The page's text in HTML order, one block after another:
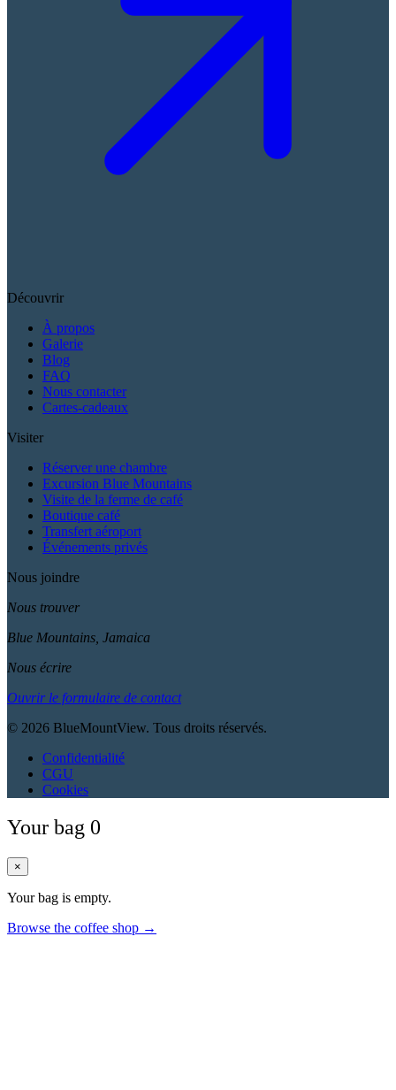
Découvrir
À propos
Galerie
Blog
FAQ
Nous contacter
Cartes-cadeaux
Visiter
Réserver une chambre
Excursion Blue Mountains
Visite de la ferme de café
Boutique café
Transfert aéroport
Événements privés
Nous joindre
Nous trouver
Blue Mountains, Jamaica
Nous écrire
Ouvrir le formulaire de contact
© 2026 BlueMountView. Tous droits réservés.
Confidentialité
CGU
Cookies
Your bag 0
×
Your bag is empty.
Browse the coffee shop →